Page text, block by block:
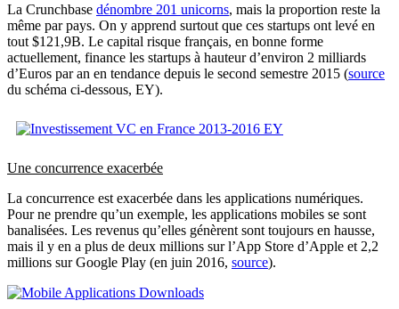
La Crunchbase dénombre 201 unicorns, mais la proportion reste la
même par pays. On y apprend surtout que ces startups ont levé en
tout $121,9B. Le capital risque français, en bonne forme
actuellement, finance les startups à hauteur d’environ 2 milliards
d’Euros par an en tendance depuis le second semestre 2015 (source
du schéma ci-dessous, EY).
Une concurrence exacerbée
La concurrence est exacerbée dans les applications numériques.
Pour ne prendre qu’un exemple, les applications mobiles se sont
banalisées. Les revenus qu’elles génèrent sont toujours en hausse,
mais il y en a plus de deux millions sur l’App Store d’Apple et 2,2
millions sur Google Play (en juin 2016, source).